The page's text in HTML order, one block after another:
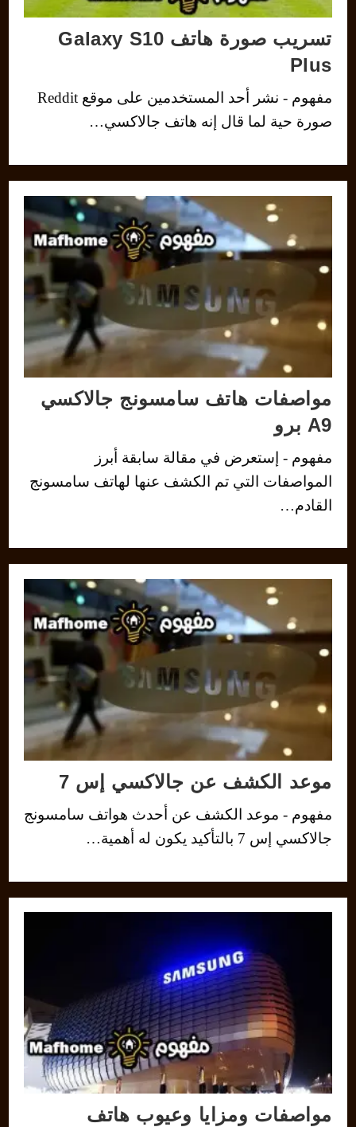
تسريب صورة هاتف Galaxy S10
Plus
مفهوم - نشر أحد المستخدمين على موقع Reddit
صورة حية لما قال إنه هاتف جالاكسي…
مواصفات هاتف سامسونج جالاكسي
A9 برو
مفهوم - إستعرض في مقالة سابقة أبرز
المواصفات التي تم الكشف عنها لهاتف سامسونج
القادم…
موعد الكشف عن جالاكسي إس 7
مفهوم - موعد الكشف عن أحدث هواتف سامسونج
جالاكسي إس 7 بالتأكيد يكون له أهمية…
مواصفات ومزايا وعيوب هاتف